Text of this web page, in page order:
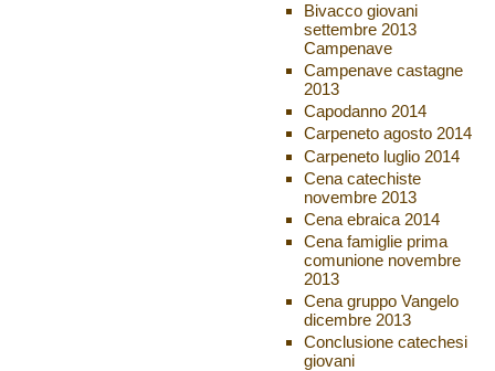
Bivacco giovani
settembre 2013
Campenave
Campenave castagne
2013
Capodanno 2014
Carpeneto agosto 2014
Carpeneto luglio 2014
Cena catechiste
novembre 2013
Cena ebraica 2014
Cena famiglie prima
comunione novembre
2013
Cena gruppo Vangelo
dicembre 2013
Conclusione catechesi
giovani